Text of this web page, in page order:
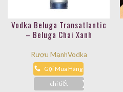
Vodka Beluga Transatlantic
– Beluga Chai Xanh
Rượu MạnhVodka
Gọi Mua Hàng
chi tiết